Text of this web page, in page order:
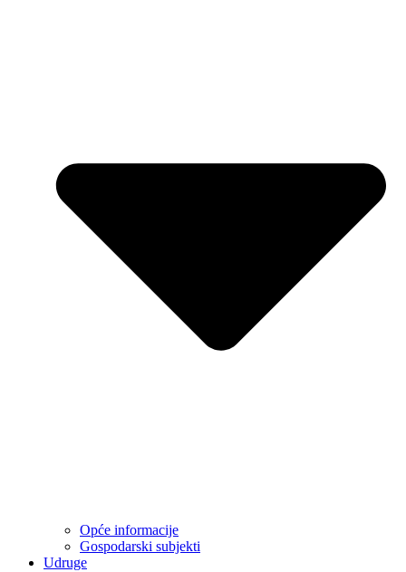
Opće informacije
Gospodarski subjekti
Udruge